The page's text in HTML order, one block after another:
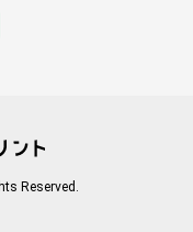
Reserved.